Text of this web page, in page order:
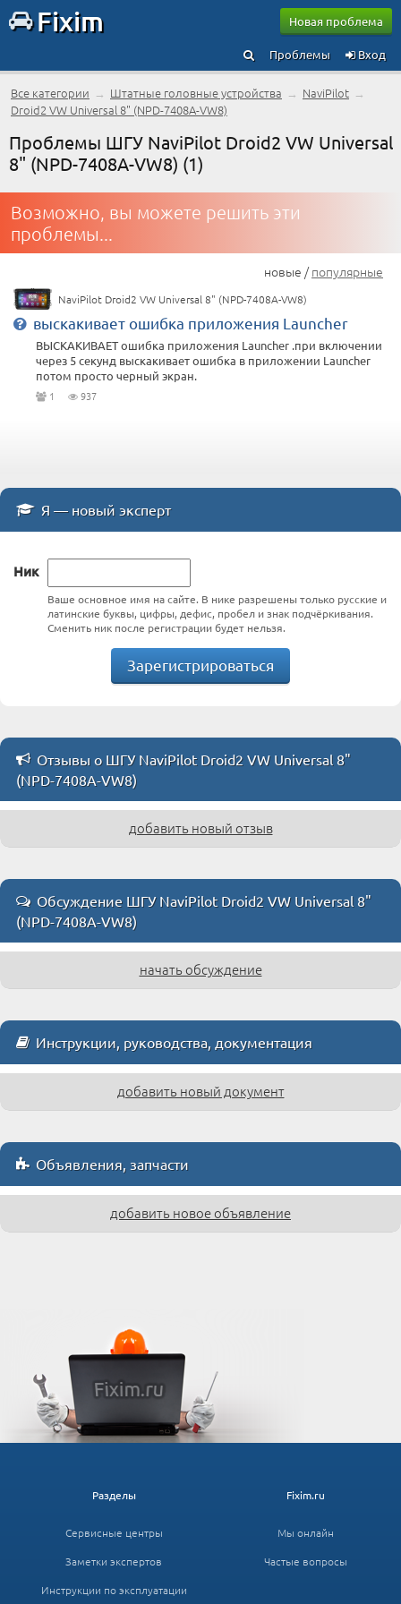
Fixim Новая проблема
Вход
Проблемы
Все категории → Штатные головные устройства → NaviPilot →
Droid2 VW Universal 8" (NPD-7408A-VW8)
Проблемы ШГУ NaviPilot Droid2 VW Universal
8" (NPD-7408A-VW8) (1)
Возможно, вы можете решить эти
проблемы...
новые /популярные
NaviPilot Droid2 VW Universal 8" (NPD-7408A-VW8)
выскакивает ошибка приложения Launcher
ВЫСКАКИВАЕТ ошибка приложения Launcher .при включении
через 5 секунд выскакивает ошибка в приложении Launcher
потом просто черный экран.
1 937
Я — новый эксперт
Ник
Ваше основное имя на сайте. В нике разрешены только русские и
латинские буквы, цифры, дефис, пробел и знак подчёркивания.
Сменить ник после регистрации будет нельзя.
Зарегистрироваться
Отзывы о ШГУ NaviPilot Droid2 VW Universal 8"
(NPD-7408A-VW8)
добавить новый отзыв
Обсуждение ШГУ NaviPilot Droid2 VW Universal 8"
(NPD-7408A-VW8)
начать обсуждение
Инструкции, руководства, документация
добавить новый документ
Объявления, запчасти
добавить новое объявление
Fixim.ru
Мы онлайн
Частые вопросы
Разделы
Сервисные центры
Заметки экспертов
Инструкции по эксплуатации